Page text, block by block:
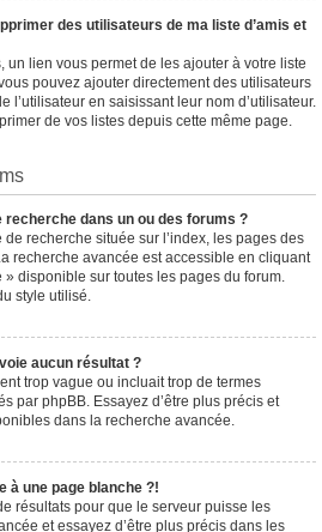
des utilisateurs de ma liste d’amis et
un lien vous permet de les ajouter à votre liste
pouvez ajouter directement des utilisateurs
l’utilisateur en saisissant leur nom d’utilisateur.
de vos listes depuis cette même page.
dans un ou des forums ?
recherche située sur l’index, les pages des
recherche avancée est accessible en cliquant
disponible sur toutes les pages du forum.
style utilisé.
aucun résultat ?
trop vague ou incluait trop de termes
par phpBB. Essayez d’être plus précis et
dans la recherche avancée.
à une page blanche ?!
résultats pour que le serveur puisse les
et essayez d’être plus précis dans les